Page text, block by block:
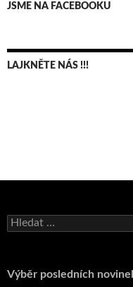
JSME NA FACEBOOKU
LAJKNĚTE NÁS !!!
Vyhledávání
Výběr posledních
Andy Appleton obhájil
Bruno Belan prožil